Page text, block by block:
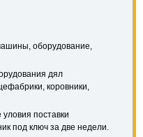
оборудование,
дял
коровники,
поставки
под ключ за две недели.